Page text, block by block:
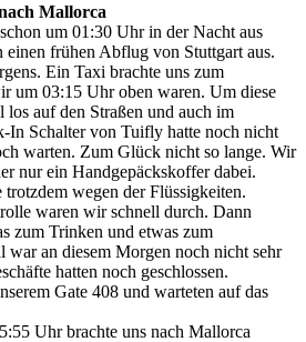
Mallorca
um 01:30 Uhr in der Nacht aus
einen frühen Abflug von Stuttgart aus.
Ein Taxi brachte uns zum
um 03:15 Uhr oben waren. Um diese
auf den Straßen und auch im
In Schalter von Tuifly hatte noch nicht
warten. Zum Glück nicht so lange. Wir
nur ein Handgepäckskoffer dabei.
wegen der Flüssigkeiten.
waren wir schnell durch. Dann
zum Trinken und etwas zum
war an diesem Morgen noch nicht sehr
hatten noch geschlossen.
Gate 408 und warteten auf das
Uhr brachte uns nach Mallorca